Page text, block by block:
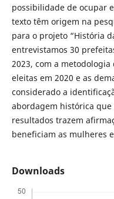
possibilidade de ocupar
texto têm origem na
para o projeto “História
entrevistamos 30
2023, com a
eleitas em 2020 e as
considerado a
abordagem histórica
resultados trazem
beneficiam as mulheres
Downloads